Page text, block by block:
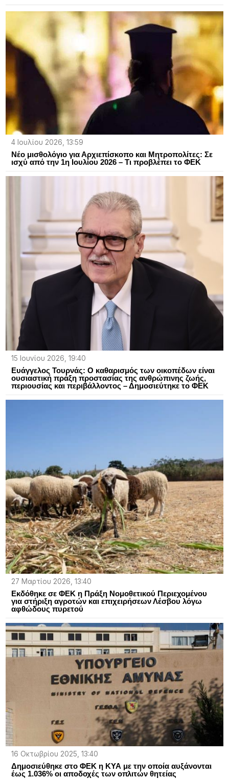
4 Ιουλίου 2026, 13:59
Νέο μισθολόγιο για Αρχιεπίσκοπο και Μητροπολίτες: Σε
ισχύ από την 1η Ιουλίου 2026 – Τι προβλέπει το ΦΕΚ
15 Ιουνίου 2026, 19:40
Ευάγγελος Τουρνάς: Ο καθαρισμός των οικοπέδων είναι
ουσιαστική πράξη προστασίας της ανθρώπινης ζωής,
περιουσίας και περιβάλλοντος – Δημοσιεύτηκε το ΦΕΚ
27 Μαρτίου 2026, 13:40
Εκδόθηκε σε ΦΕΚ η Πράξη Νομοθετικού Περιεχομένου
για στήριξη αγροτών και επιχειρήσεων Λέσβου λόγω
αφθώδους πυρετού
16 Οκτωβρίου 2025, 13:40
Δημοσιεύθηκε στο ΦΕΚ η ΚΥΑ με την οποία αυξάνονται
έως 1.036% οι αποδοχές των οπλιτών θητείας